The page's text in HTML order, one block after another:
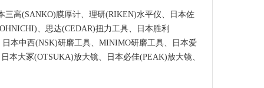
高(SANKO)膜厚计、理研(RIKEN)水平仪、日本佐
、思达(CEDAR)扭力工具、日本胜利
本中西(NSK)研磨工具、MINIMO研磨工具、日本爱
本大冢(OTSUKA)放大镜、日本必佳(PEAK)放大镜、